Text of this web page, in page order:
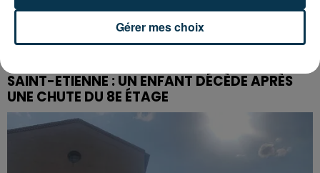
SAINT-ETIENNE : UN ENFANT DÉCÈDE APRÈS
UNE CHUTE DU 8E ÉTAGE
Gérer mes choix